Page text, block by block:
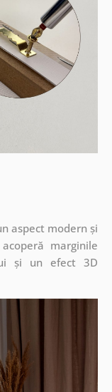
aspect modern și
marginile
și un efect 3D